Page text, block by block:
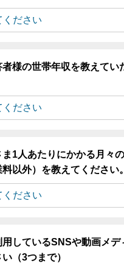
者様の世帯年収を教えてい
ま1人あたりにかかる月々
以外）を教えてください。
用しているSNSや動画メデ
い（3つまで）